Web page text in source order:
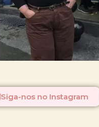
Siga-nos no Instagram